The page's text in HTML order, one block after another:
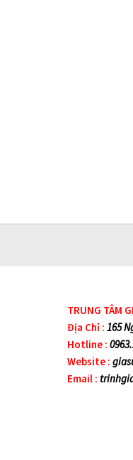
TRUNG TÂM
Địa Chỉ : 165
Hotline :
Website :
Email :